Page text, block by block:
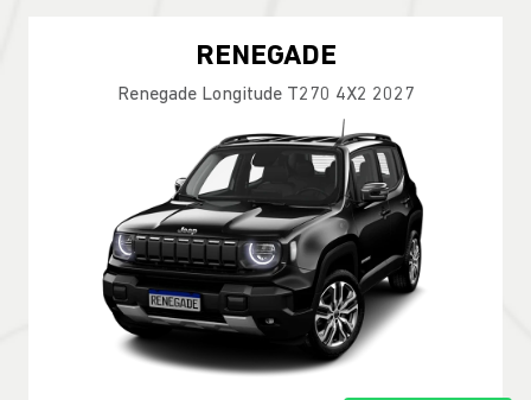
RENEGADE
Renegade Longitude T270 4X2 2027